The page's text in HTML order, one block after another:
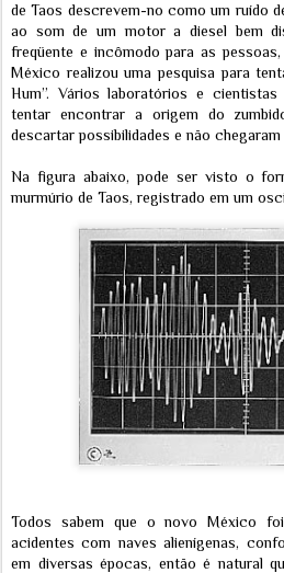
de Taos descrevem-no como um ruído
ao som de um motor a diesel bem
freqüente e incômodo para as
México realizou uma pesquisa para
Hum”. Vários laboratórios e
tentar encontrar a origem do
descartar possibilidades e não
Na figura abaixo, pode ser visto o
murmúrio de Taos, registrado em um
Todos sabem que o novo México
acidentes com naves alienígenas,
em diversas épocas, então é natural